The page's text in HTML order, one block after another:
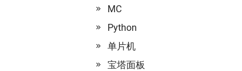
MC
Python
单片机
宝塔面板